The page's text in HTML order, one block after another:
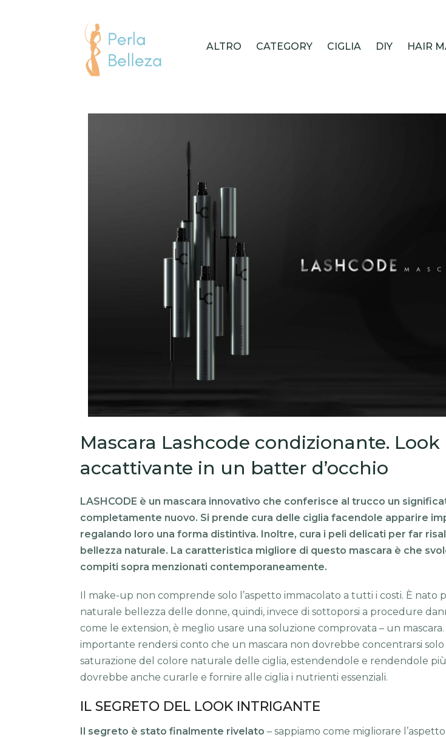
ALTRO CATEGORY CIGLIA DIY HAIR
Mascara Lashcode condizionante. Look
accattivante in un batter d’occhio
LASHCODE è un mascara innovativo che conferisce al trucco un
completamente nuovo. Si prende cura delle ciglia facendole apparire
regalando loro una forma distintiva. Inoltre, cura i peli delicati per far
bellezza naturale. La caratteristica migliore di questo mascara è che
compiti sopra menzionati contemporaneamente.
Il make-up non comprende solo l’aspetto immacolato a tutti i costi. È nato
naturale bellezza delle donne, quindi, invece di sottoporsi a procedure
come le extension, è meglio usare una soluzione comprovata – un mascara.
importante rendersi conto che un mascara non dovrebbe concentrarsi solo
saturazione del colore naturale delle ciglia, estendendole e rendendole più
dovrebbe anche curarle e fornire alle ciglia i nutrienti essenziali.
IL SEGRETO DEL LOOK INTRIGANTE
Il segreto è stato finalmente rivelato – sappiamo come migliorare